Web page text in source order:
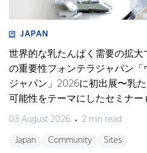
JAPAN
世界的な乳たんぱく需要の拡大
の重要性フォンテラジャパン「
ジャパン」2026に初出展〜乳
可能性をテーマにしたセミナー
03 August 2026 2 min read
Japan Community Sites